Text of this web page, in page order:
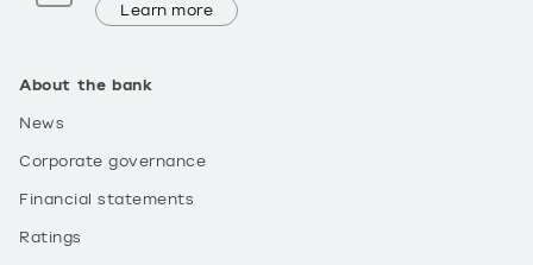
About the bank
News
Corporate governance
Financial statements
Ratings
Learn more